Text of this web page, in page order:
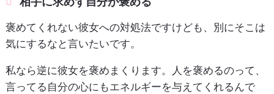
褒めてくれない彼女への対処法ですけども、別にそこは
気にするなと言いたいです。
私なら逆に彼女を褒めまくります。人を褒めるのって、
言ってる自分の心にもエネルギーを与えてくれるんで